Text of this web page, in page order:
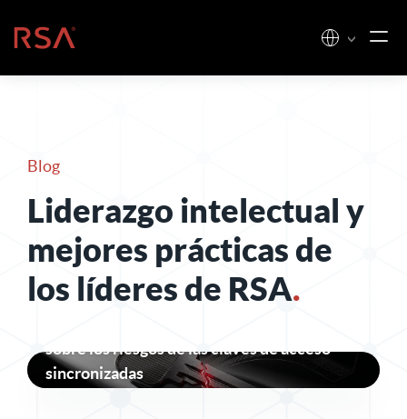
Inicio
Blog
Liderazgo intelectual y
mejores prácticas de
los líderes de RSA.
sobre los riesgos de las claves de acceso
sincronizadas